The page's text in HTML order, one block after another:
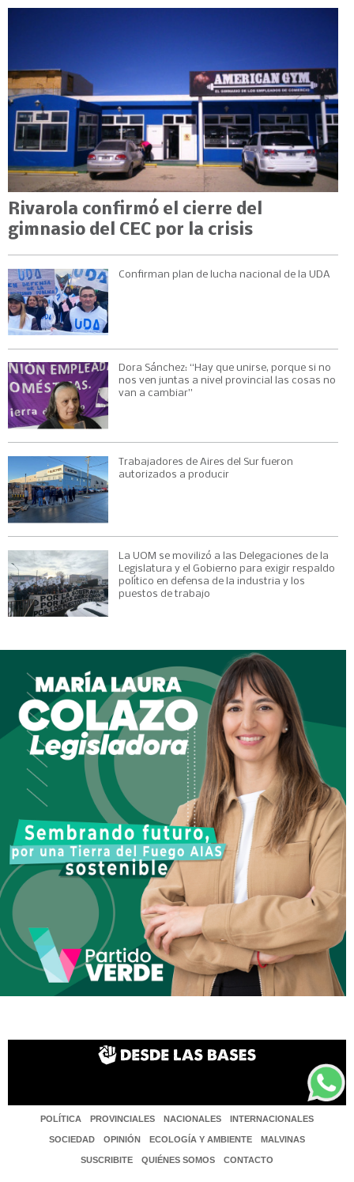
Rivarola confirmó el cierre del
gimnasio del CEC por la crisis
Confirman plan de lucha nacional de la UDA
Dora Sánchez: “Hay que unirse, porque si no
nos ven juntas a nivel provincial las cosas no
van a cambiar”
Trabajadores de Aires del Sur fueron
autorizados a producir
La UOM se movilizó a las Delegaciones de la
Legislatura y el Gobierno para exigir respaldo
político en defensa de la industria y los
puestos de trabajo
POLÍTICA PROVINCIALES NACIONALES INTERNACIONALES
SOCIEDAD OPINIÓN ECOLOGÍA Y AMBIENTE MALVINAS
SUSCRIBITE QUIÉNES SOMOS CONTACTO